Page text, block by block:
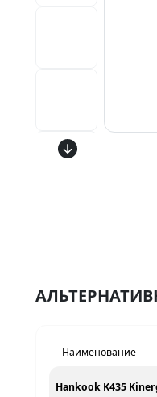
Наименование
Hankook K435